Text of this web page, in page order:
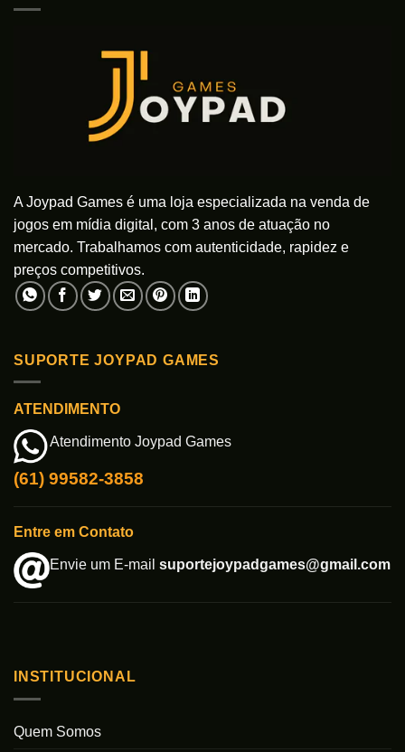
A Joypad Games é uma loja especializada na venda de
jogos em mídia digital, com 3 anos de atuação no
mercado. Trabalhamos com autenticidade, rapidez e
preços competitivos.
SUPORTE JOYPAD GAMES
ATENDIMENTO
Atendimento Joypad Games
(61) 99582-3858
Entre em Contato
Envie um E-mail suportejoypadgames@gmail.com
INSTITUCIONAL
Quem Somos